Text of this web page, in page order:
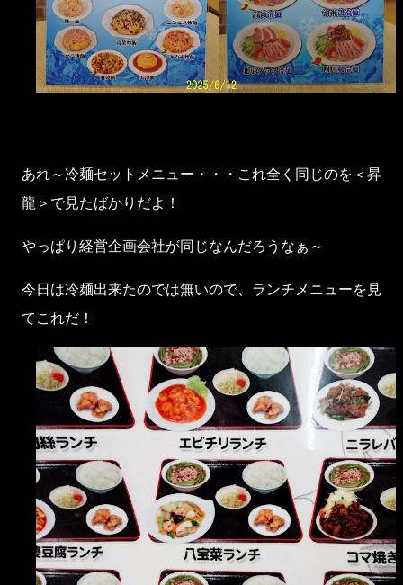
あれ～冷麺セットメニュー・・・これ全く同じのを＜昇
龍＞で見たばかりだよ！
やっぱり経営企画会社が同じなんだろうなぁ～
今日は冷麺出来たのでは無いので、ランチメニューを見
てこれだ！